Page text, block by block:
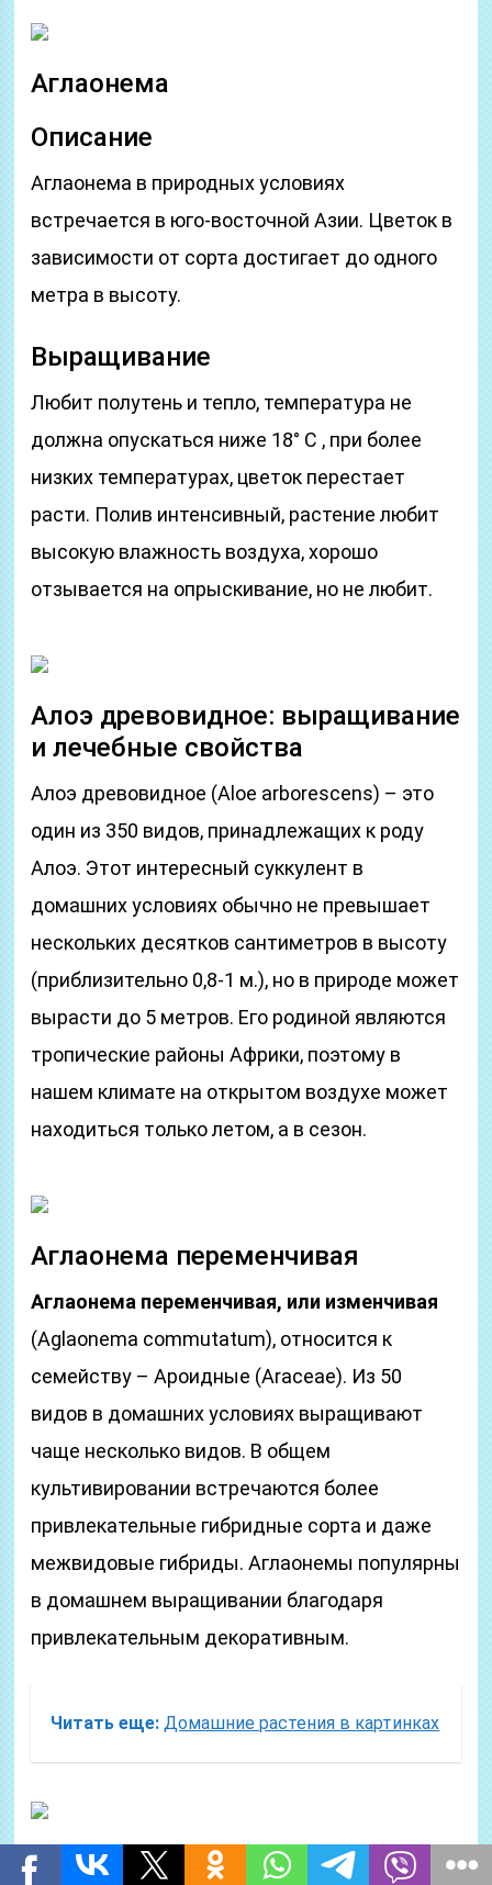
Аглаонема
Описание
Аглаонема в природных условиях
встречается в юго-восточной Азии. Цветок в
зависимости от сорта достигает до одного
метра в высоту.
Выращивание
Любит полутень и тепло, температура не
должна опускаться ниже 18° C , при более
низких температурах, цветок перестает
расти. Полив интенсивный, растение любит
высокую влажность воздуха, хорошо
отзывается на опрыскивание, но не любит.
Алоэ древовидное: выращивание
и лечебные свойства
Алоэ древовидное (Aloe arborescens) – это
один из 350 видов, принадлежащих к роду
Алоэ. Этот интересный суккулент в
домашних условиях обычно не превышает
нескольких десятков сантиметров в высоту
(приблизительно 0,8-1 м.), но в природе может
вырасти до 5 метров. Его родиной являются
тропические районы Африки, поэтому в
нашем климате на открытом воздухе может
находиться только летом, а в сезон.
Аглаонема переменчивая
Аглаонема переменчивая, или изменчивая
(Aglaonema commutatum), относится к
семейству – Ароидные (Araceae). Из 50
видов в домашних условиях выращивают
чаще несколько видов. В общем
культивировании встречаются более
привлекательные гибридные сорта и даже
межвидовые гибриды. Аглаонемы популярны
в домашнем выращивании благодаря
привлекательным декоративным.
Читать еще: Домашние растения в картинках
Алоэ пестрое (тигровое)